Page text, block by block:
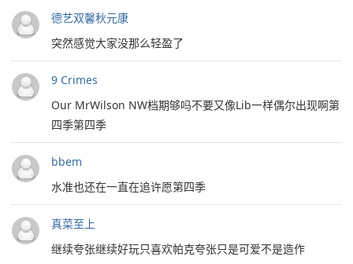
德艺双馨秋元康
突然感觉大家没那么轻盈了
9 Crimes
Our MrWilson NW档期够吗不要又像Lib一样偶尔出现啊第
四季第四季
bbem
水准也还在一直在追许愿第四季
真菜至上
继续夸张继续好玩只喜欢帕克夸张只是可爱不是造作